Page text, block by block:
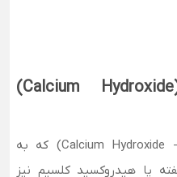
کلسیم هیدروکساید (Calcium Hydroxide)
کلسیم هیدروکساید (Calcium Hydroxide - Ca(OH)₂) که به
یا هیدروکسید کلسیم نیز